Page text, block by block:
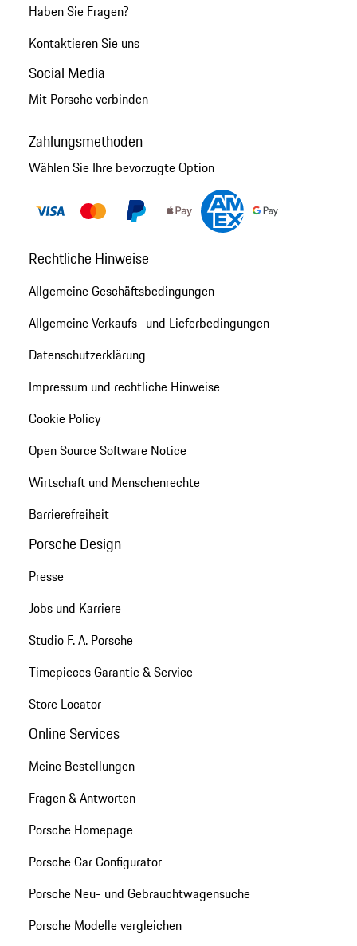
Haben Sie Fragen?
Kontaktieren Sie uns
Social Media
Mit Porsche verbinden
Zahlungsmethoden
Wählen Sie Ihre bevorzugte Option
Rechtliche Hinweise
Allgemeine Geschäftsbedingungen
Allgemeine Verkaufs- und Lieferbedingungen
Datenschutzerklärung
Impressum und rechtliche Hinweise
Cookie Policy
Open Source Software Notice
Wirtschaft und Menschenrechte
Barrierefreiheit
Porsche Design
Presse
Jobs und Karriere
Studio F. A. Porsche
Timepieces Garantie & Service
Store Locator
Online Services
Meine Bestellungen
Fragen & Antworten
Porsche Homepage
Porsche Car Configurator
Porsche Neu- und Gebrauchtwagensuche
Porsche Modelle vergleichen